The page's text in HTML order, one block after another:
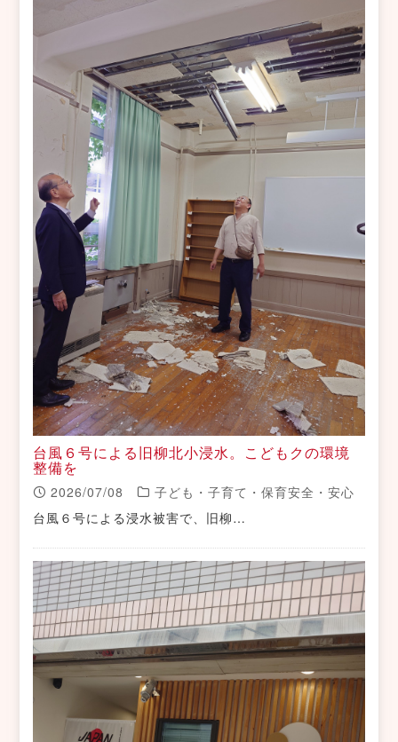
台風６号による旧柳北小浸水。こどもクの環境
整備を
2026/07/08
子ども・子育て・保育安全・安心
台風６号による浸水被害で、旧柳…